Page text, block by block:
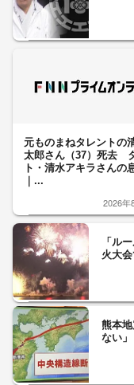
元ものまねタレントの
太郎さん（37）死去
ト・清水アキラさんの
｜...
2026年
「ル
火大
熊本
ない